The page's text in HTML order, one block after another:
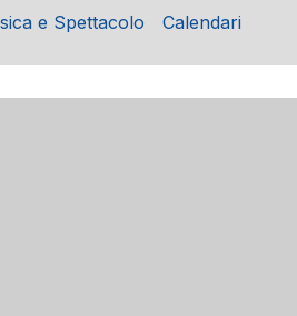
e Spettacolo Calendari